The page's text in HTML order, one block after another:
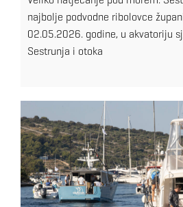
najbolje podvodne ribolovce
02.05.2026. godine, u akvatoriju
Sestrunja i otoka